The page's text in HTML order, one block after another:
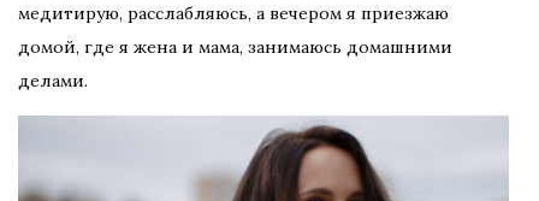
медитирую, расслабляюсь, а вечером я приезжаю
домой, где я жена и мама, занимаюсь домашними
делами.